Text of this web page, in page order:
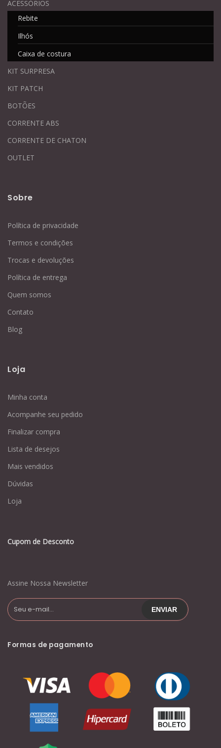
ACESSÓRIOS
Rebite
Ilhós
Caixa de costura
KIT SURPRESA
KIT PATCH
BOTÕES
CORRENTE ABS
CORRENTE DE CHATON
OUTLET
Sobre
Política de privacidade
Termos e condições
Trocas e devoluções
Política de entrega
Quem somos
Contato
Blog
Loja
Minha conta
Acompanhe seu pedido
Finalizar compra
Lista de desejos
Mais vendidos
Dúvidas
Loja
Cupom de Desconto
Assine Nossa Newsletter
Formas de pagamento